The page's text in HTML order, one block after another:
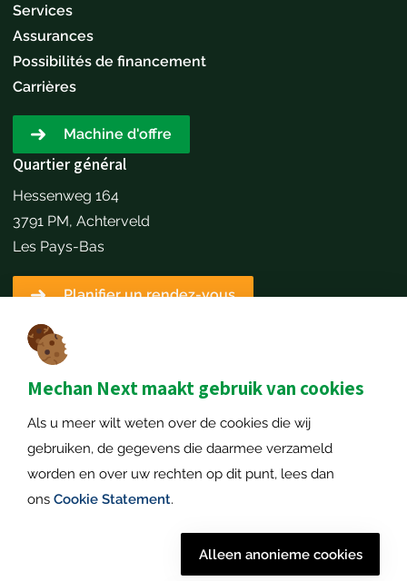
Mechan Next maakt gebruik van cookies
Als u meer wilt weten over de cookies die wij
gebruiken, de gegevens die daarmee verzameld
worden en over uw rechten op dit punt, lees dan
ons Cookie Statement.
Alleen anonieme cookies
Services
Assurances
Possibilités de financement
Carrières
Machine d'offre
Quartier général
Hessenweg 164
3791 PM, Achterveld
Les Pays-Bas
Planifier un rendez-vous
Détails du contact
+31651173646
info@mechannext.nl
MechanNext B.V.
Numéro de chambre de commerce: 72234458
Numéro de TVA: NL859040057B01